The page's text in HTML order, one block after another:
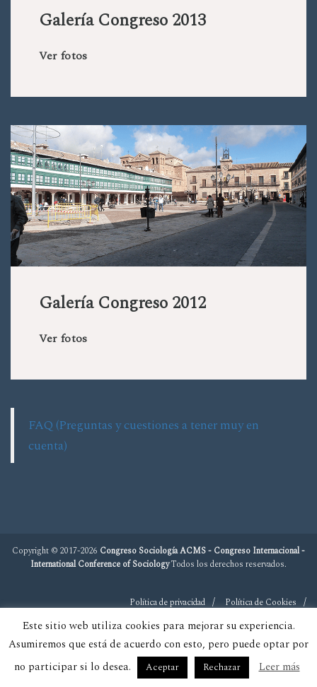
Galería Congreso 2013
Ver fotos
Galería Congreso 2012
Ver fotos
FAQ (Preguntas y cuestiones a tener muy en
cuenta)
Copyright © 2017-2026 Congreso Sociología ACMS - Congreso Internacional -
International Conference of SociologyTodos los derechos reservados.
Política de privacidad Política de Cookies
Este sitio web utiliza cookies para mejorar su experiencia.
Asumiremos que está de acuerdo con esto, pero puede optar por
no participar si lo desea.
Aceptar Rechazar Leer más